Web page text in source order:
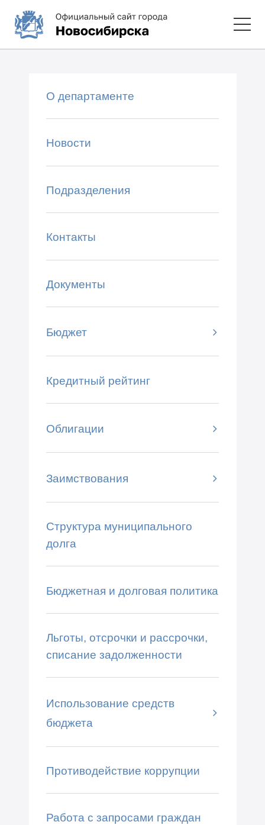
О департаменте
Новости
Подразделения
Контакты
Документы
Бюджет
Кредитный рейтинг
Облигации
Заимствования
Структура муниципального
долга
Бюджетная и долговая политика
Льготы, отсрочки и рассрочки,
списание задолженности
Использование средств
бюджета
Противодействие коррупции
Работа с запросами граждан